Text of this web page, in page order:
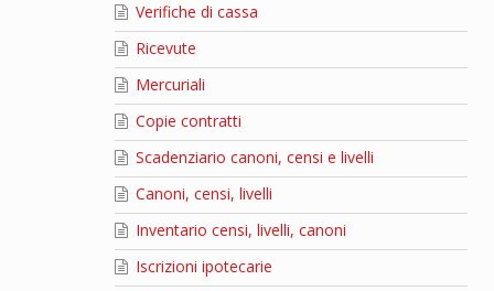
Verifiche di cassa
Ricevute
Mercuriali
Copie contratti
Scadenziario canoni, censi e livelli
Canoni, censi, livelli
Inventario censi, livelli, canoni
Iscrizioni ipotecarie